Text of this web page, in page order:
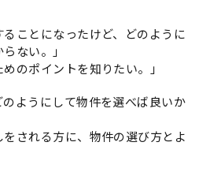
ることになったけど、どのように
ない。」
のポイントを知りたい。」
ようにして物件を選べば良いか
される方に、物件の選び方とよ